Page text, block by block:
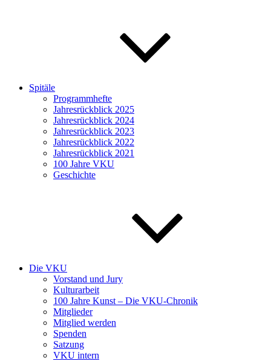
Spitäle
Programmhefte
Jahresrückblick 2025
Jahresrückblick 2024
Jahresrückblick 2023
Jahresrückblick 2022
Jahresrückblick 2021
100 Jahre VKU
Geschichte
Die VKU
Vorstand und Jury
Kulturarbeit
100 Jahre Kunst – Die VKU-Chronik
Mitglieder
Mitglied werden
Spenden
Satzung
VKU intern